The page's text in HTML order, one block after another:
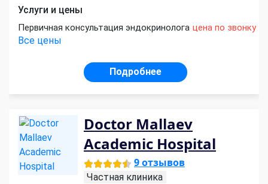
Услуги и цены
Первичная консультация эндокринолога цена по звонку
Все цены
Подробнее
Doctor Mallaev
Academic Hospital
9 отзывов
Частная клиника